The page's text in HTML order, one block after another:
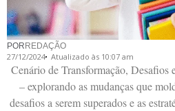
POR REDAÇÃO
27/12/2024 Atualizado às 10:07 am
Cenário de Transformação, Desafios
– explorando as mudanças que
desafios a serem superados e as